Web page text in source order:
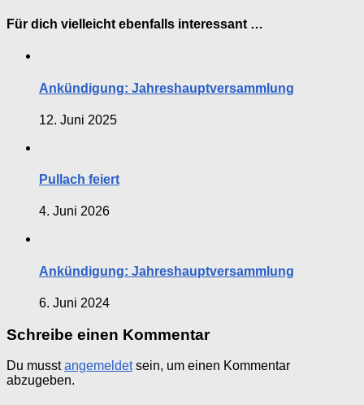
Für dich vielleicht ebenfalls interessant …
Ankündigung: Jahreshauptversammlung
12. Juni 2025
Pullach feiert
4. Juni 2026
Ankündigung: Jahreshauptversammlung
6. Juni 2024
Schreibe einen Kommentar
Du musstangemeldetsein, um einen Kommentar
abzugeben.